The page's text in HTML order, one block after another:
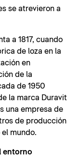
se atrevieron a
a 1817, cuando
de loza en la
en
de la
de 1950
la marca Duravit
una empresa de
de producción
mundo.
entorno